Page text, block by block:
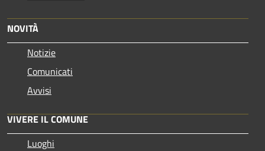
NOVITÀ
Notizie
Comunicati
Avvisi
VIVERE IL COMUNE
Luoghi